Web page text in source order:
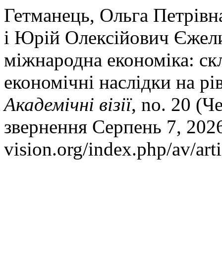
Гетманець, Ольга
і Юрій Олексійович
міжнародна економіка:
економічні наслідки на
Академічні візії, no. 20
звернення Серпень 7,
vision.org/index.php/av/